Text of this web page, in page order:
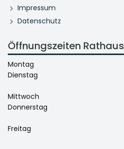
Impressum
Datenschutz
Öffnungszeiten Rathaus
Montag
Dienstag
Mittwoch
Donnerstag
Freitag